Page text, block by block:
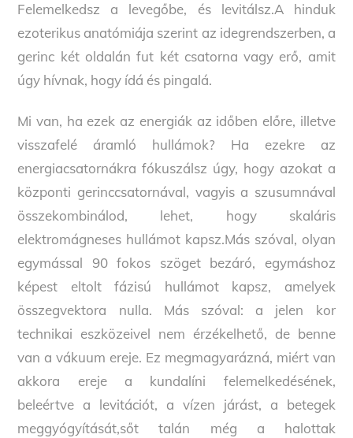
Felemelkedsz a levegőbe, és levitálsz.A hinduk
ezoterikus anatómiája szerint az idegrendszerben, a
gerinc két oldalán fut két csatorna vagy erő, amit
úgy hívnak, hogy ídá és pingalá.
Mi van, ha ezek az energiák az időben előre, illetve
visszafelé áramló hullámok? Ha ezekre az
energiacsatornákra fókuszálsz úgy, hogy azokat a
központi gerinccsatornával, vagyis a szusumnával
összekombinálod, lehet, hogy skaláris
elektromágneses hullámot kapsz.Más szóval, olyan
egymással 90 fokos szöget bezáró, egymáshoz
képest eltolt fázisú hullámot kapsz, amelyek
összegvektora nulla. Más szóval: a jelen kor
technikai eszközeivel nem érzékelhető, de benne
van a vákuum ereje. Ez megmagyarázná, miért van
akkora ereje a kundalíni felemelkedésének,
beleértve a levitációt, a vízen járást, a betegek
meggyógyítását,sőt talán még a halottak